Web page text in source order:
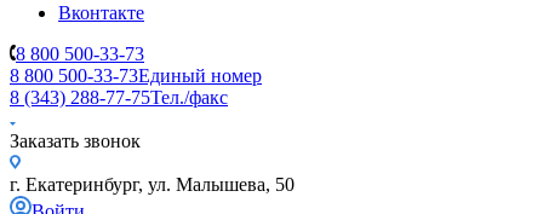
Вконтакте
8 800 500-33-73
8 800 500-33-73Единый номер
8 (343) 288-77-75Тел./факс
Заказать звонок
г. Екатеринбург, ул. Малышева, 50